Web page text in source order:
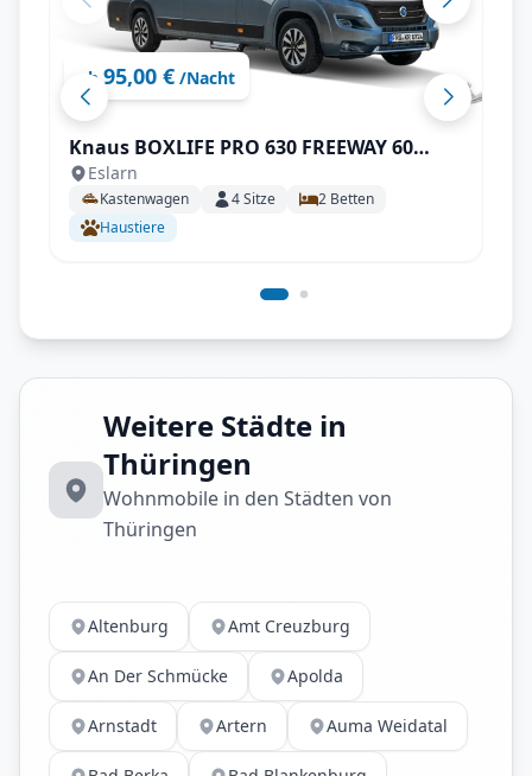
ab 95,00 € /Nacht
Knaus BOXLIFE PRO 630 FREEWAY 60
YEARS KNAUS mit AHK uvm.
Eslarn
Kastenwagen 4Sitze 2 Betten
Haustiere
Weitere Städte in
Thüringen
Wohnmobile in den Städten von
Thüringen
Altenburg Amt Creuzburg
An Der Schmücke Apolda
Arnstadt Artern Auma Weidatal